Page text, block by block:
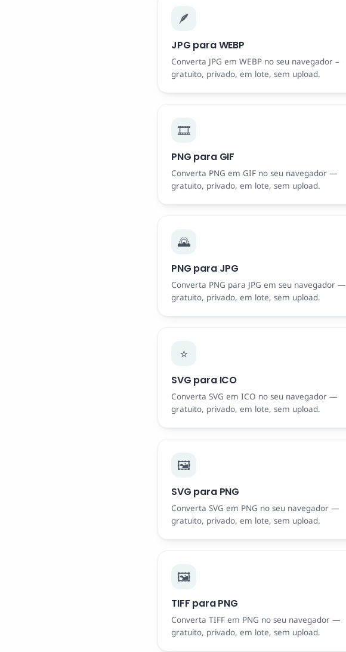
🪶
JPG para WEBP
Converta JPG em WEBP no seu navegador –
gratuito, privado, em lote, sem upload.
🎞️
PNG para GIF
Converta PNG em GIF no seu navegador —
gratuito, privado, em lote, sem upload.
🌄
PNG para JPG
Converta PNG para JPG em seu navegador —
gratuito, privado, em lote, sem upload.
⭐
SVG para ICO
Converta SVG em ICO no seu navegador —
gratuito, privado, em lote, sem upload.
🖼️
SVG para PNG
Converta SVG em PNG no seu navegador —
gratuito, privado, em lote, sem upload.
🖼️
TIFF para PNG
Converta TIFF em PNG no seu navegador —
gratuito, privado, em lote, sem upload.